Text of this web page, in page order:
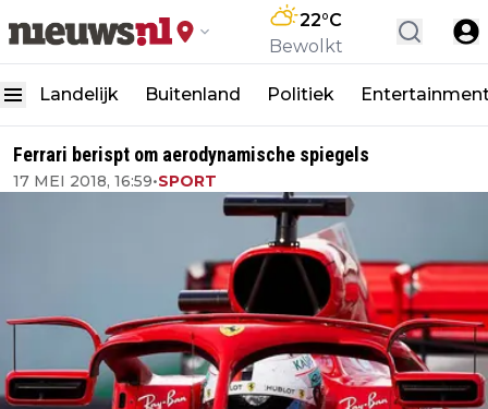
22°C
Bewolkt
Landelijk Buitenland Politiek
Ferrari berispt om aerodynamische spiegels
17 MEI 2018, 16:59•SPORT